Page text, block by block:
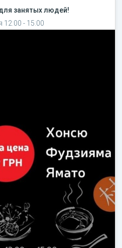
занятых людей!
12:00 - 15:00